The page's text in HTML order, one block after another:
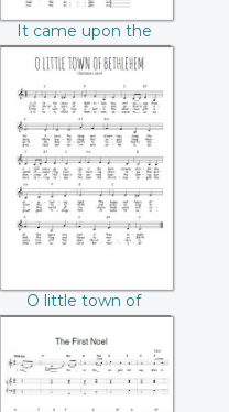
It came upon the
midnight clear
O little town of
Bethlehem
O little town of
Bethlehem
The first Noel